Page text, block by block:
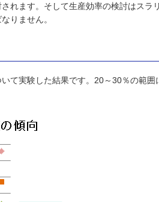
れます。そして生産効率の検討はスラ
りません。
て実験した結果です。20～30％の範囲